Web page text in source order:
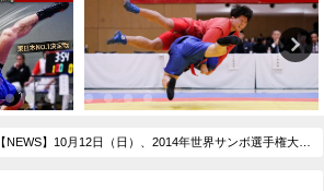
【NEWS】10月12日（日）、2014年世界サンボ選手権大